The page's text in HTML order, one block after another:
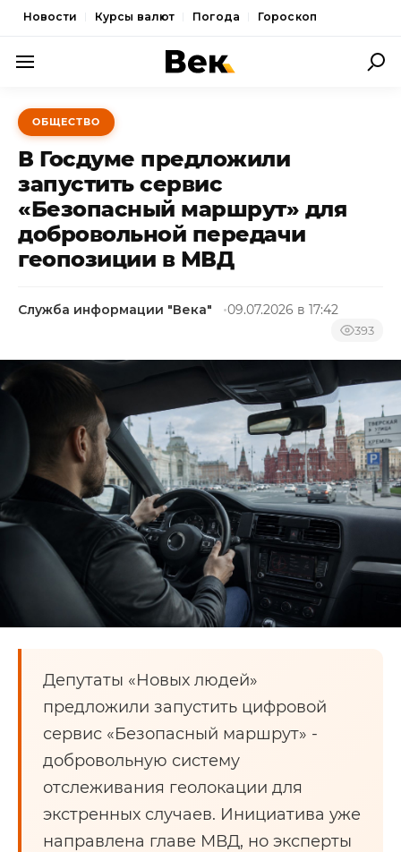
Новости Курсы валют Погода Гороскоп
ПОЛИТИКА
ЭКОНОМИКА
ОБЩЕСТВО
СПОРТ
КУЛЬТУРА
ОБЩЕСТВО
В Госдуме предложили
запустить сервис
«Безопасный маршрут» для
добровольной передачи
геопозиции в МВД
Служба информации "Века" 09.07.2026 в 17:42
393
Депутаты «Новых людей»
предложили запустить цифровой
сервис «Безопасный маршрут» -
добровольную систему
отслеживания геолокации для
экстренных случаев. Инициатива уже
направлена главе МВД, но эксперты